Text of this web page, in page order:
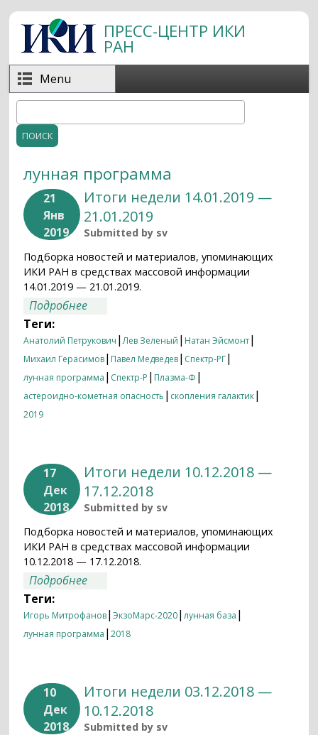
Перейти к основному содержанию
ПРЕСС-ЦЕНТР ИКИ
РАН
Menu
Форма поиска
лунная программа
21
Янв
2019
Итоги недели 14.01.2019 —
21.01.2019
Submitted by sv
Подборка новостей и материалов, упоминающих
ИКИ РАН в средствах массовой информации
14.01.2019 — 21.01.2019.
Подробнее
Теги:
Анатолий Петрукович |Лев Зеленый | Натан Эйсмонт|
Михаил Герасимов| Павел Медведев| Спектр-РГ|
лунная программа | Спектр-Р | Плазма-Ф |
астероидно-кометная опасность | скопления галактик|
2019
17
Дек
2018
Итоги недели 10.12.2018 —
17.12.2018
Submitted by sv
Подборка новостей и материалов, упоминающих
ИКИ РАН в средствах массовой информации
10.12.2018 — 17.12.2018.
Подробнее
Теги:
Игорь Митрофанов|ЭкзоМарс-2020|лунная база |
лунная программа |2018
10
Дек
2018
Итоги недели 03.12.2018 —
10.12.2018
Submitted by sv